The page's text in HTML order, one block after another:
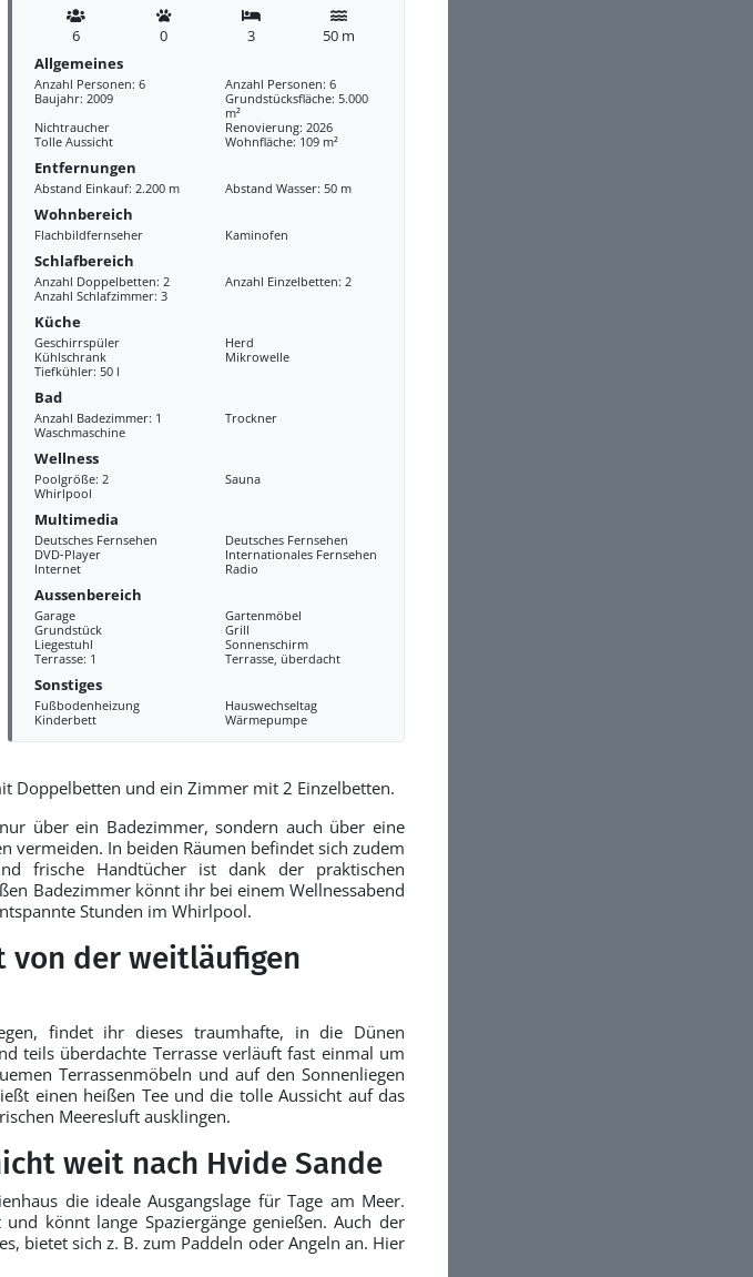
6 0 3
50 m
Allgemeines
Anzahl Personen: 6
Anzahl Personen: 6
Baujahr: 2009
Grundstücksfläche: 5.000
m²
Nichtraucher
Renovierung: 2026
Tolle Aussicht
Wohnfläche: 109 m²
Entfernungen
Abstand Einkauf: 2.200 m Abstand Wasser: 50 m
Wohnbereich
Flachbildfernseher Kaminofen
Schlafbereich
Anzahl Doppelbetten: 2
Anzahl Einzelbetten: 2
Anzahl Schlafzimmer: 3
Küche
Geschirrspüler
Herd
Kühlschrank
Mikrowelle
Tiefkühler: 50 l
Bad
Anzahl Badezimmer: 1
Trockner
Waschmaschine
Wellness
Poolgröße: 2
Sauna
Whirlpool
Multimedia
Deutsches Fernsehen
Deutsches Fernsehen
DVD-Player
Internationales Fernsehen
Internet
Radio
Aussenbereich
Garage
Gartenmöbel
Grundstück
Grill
Liegestuhl
Sonnenschirm
Terrasse: 1
Terrasse, überdacht
Sonstiges
Fußbodenheizung
Hauswechseltag
Kinderbett
Wärmepumpe
Doppelbetten und ein Zimmer mit 2 Einzelbetten.
über ein Badezimmer, sondern auch über eine
vermeiden. In beiden Räumen befindet sich zudem
frische Handtücher ist dank der praktischen
Badezimmer könnt ihr bei einem Wellnessabend
Stunden im Whirlpool.
von der weitläufigen
findet ihr dieses traumhafte, in die Dünen
teils überdachte Terrasse verläuft fast einmal um
Terrassenmöbeln und auf den Sonnenliegen
einen heißen Tee und die tolle Aussicht auf das
Meeresluft ausklingen.
weit nach Hvide Sande
die ideale Ausgangslage für Tage am Meer.
könnt lange Spaziergänge genießen. Auch der
bietet sich z. B. zum Paddeln oder Angeln an. Hier